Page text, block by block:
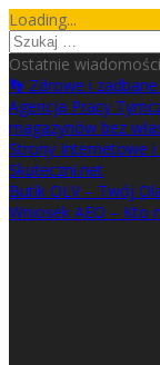
Skip
to
content
Loading...
Szukaj:
Ostatnie wiadomości
👣 Zdrowe i
Agencja Pracy
magazynów bez
Strony Internetowe i
Skuteczni.net
Butik OLV – Twój
Wniosek AEO – Kto